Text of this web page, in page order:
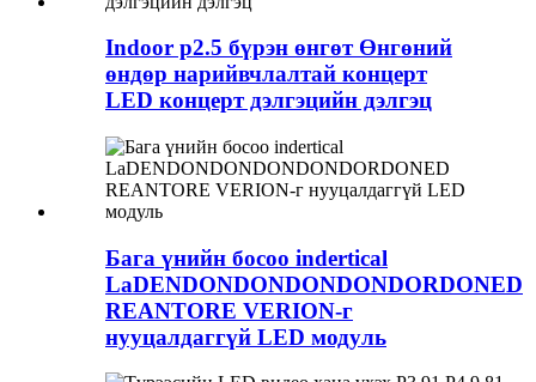
Indoor p2.5 бүрэн өнгөт Өнгөний
өндөр нарийвчлалтай концерт
LED концерт дэлгэцийн дэлгэц
Бага үнийн босоо indertical
LaDENDONDONDONDONDORDONED
REANTORE VERION-г
нууцалдаггүй LED модуль